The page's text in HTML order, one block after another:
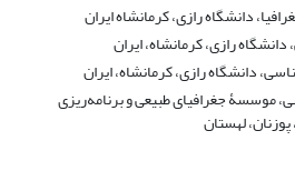
دانشگاه رازی، کرمانشاه ایران
رازی، کرمانشاه، ایران
دانشگاه رازی، کرمانشاه، ایران
موسسۀ جغرافیای طبیعی و برنامه‌ریزی
لهستان